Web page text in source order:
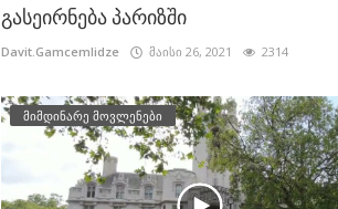
გასეირნება პარიზში
Davit.Gamcemlidze მაისი 26, 2021 2314
მიმდინარე მოვლენები